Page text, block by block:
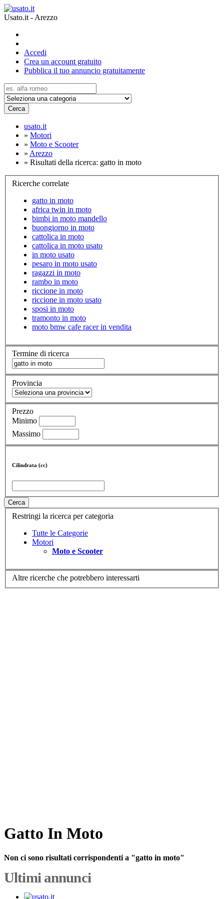
Usato.it - Arezzo
Accedi
Crea un account gratuito
Pubblica il tuo annuncio gratuitamente
Cerca
usato.it
» Motori
» Moto e Scooter
» Arezzo
» Risultati della ricerca: gatto in moto
Ricerche correlate
gatto in moto
africa twin in moto
bimbi in moto mandello
buongiorno in moto
cattolica in moto
cattolica in moto usato
in moto usato
pesaro in moto usato
ragazzi in moto
rambo in moto
riccione in moto
riccione in moto usato
sposi in moto
tramonto in moto
moto bmw cafe racer in vendita
Termine di ricerca
Provincia
Prezzo
Minimo
Massimo
Cilindrata (cc)
Cerca
Restringi la ricerca per categoria
Tutte le Categorie
Motori
Moto e Scooter
Altre ricerche che potrebbero interessarti
Gatto In Moto
Non ci sono risultati corrispondenti a "gatto in moto"
Ultimi annunci